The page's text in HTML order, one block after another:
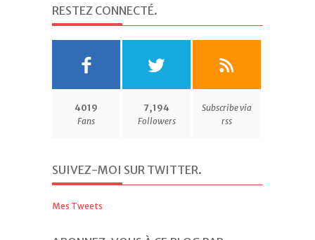
RESTEZ CONNECTÉ.
4019
Fans
7,194
Followers
Subscribe via
rss
SUIVEZ-MOI SUR TWITTER.
Mes Tweets